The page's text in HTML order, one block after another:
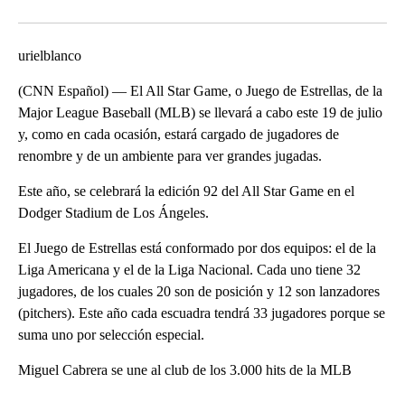
urielblanco
(CNN Español) — El All Star Game, o Juego de Estrellas, de la
Major League Baseball (MLB) se llevará a cabo este 19 de julio
y, como en cada ocasión, estará cargado de jugadores de
renombre y de un ambiente para ver grandes jugadas.
Este año, se celebrará la edición 92 del All Star Game en el
Dodger Stadium de Los Ángeles.
El Juego de Estrellas está conformado por dos equipos: el de la
Liga Americana y el de la Liga Nacional. Cada uno tiene 32
jugadores, de los cuales 20 son de posición y 12 son lanzadores
(pitchers). Este año cada escuadra tendrá 33 jugadores porque se
suma uno por selección especial.
Miguel Cabrera se une al club de los 3.000 hits de la MLB